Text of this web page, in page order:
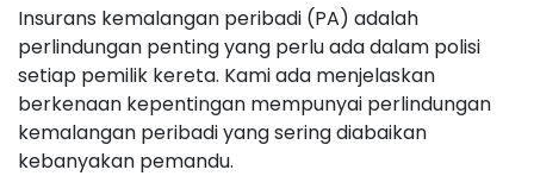
Insurans kemalangan peribadi (PA) adalah
perlindungan penting yang perlu ada dalam polisi
setiap pemilik kereta. Kami ada menjelaskan
berkenaan kepentingan mempunyai perlindungan
kemalangan peribadi yang sering diabaikan
kebanyakan pemandu.